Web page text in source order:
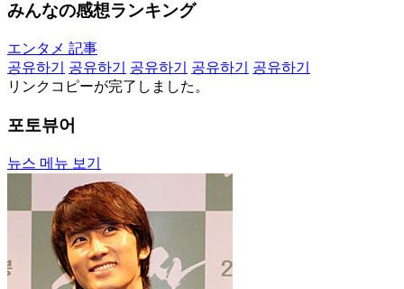
みんなの感想ランキング
エンタメ 記事
공유하기
공유하기 공유하기 공유하기
공유하기
リンクコピーが完了しました。
포토뷰어
뉴스 메뉴 보기